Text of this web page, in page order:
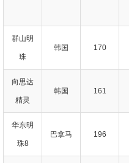
群山明
珠
韩国 170
向思达
精灵
韩国 161
华东明
珠8
巴拿马 196